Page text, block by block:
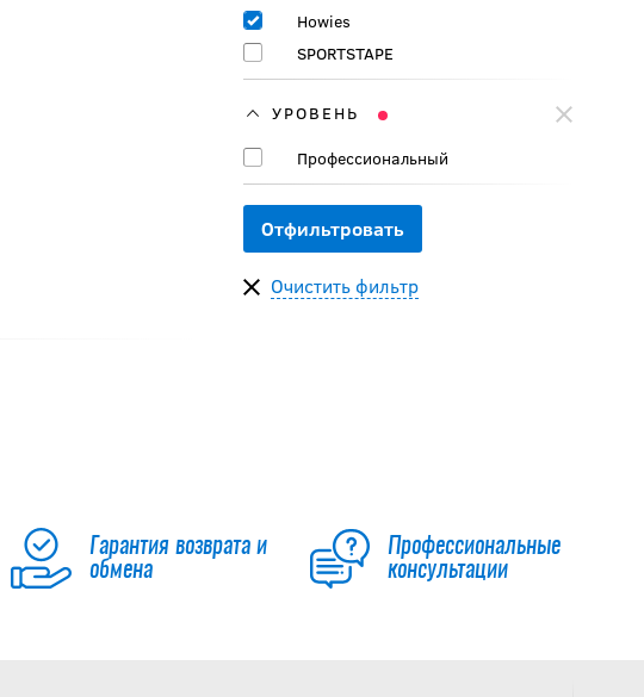
Howies
SPORTSTAPE
УРОВЕНЬ
Профессиональный
Очистить фильтр
Гарантия возврата и
обмена
Профессиональные
консультации